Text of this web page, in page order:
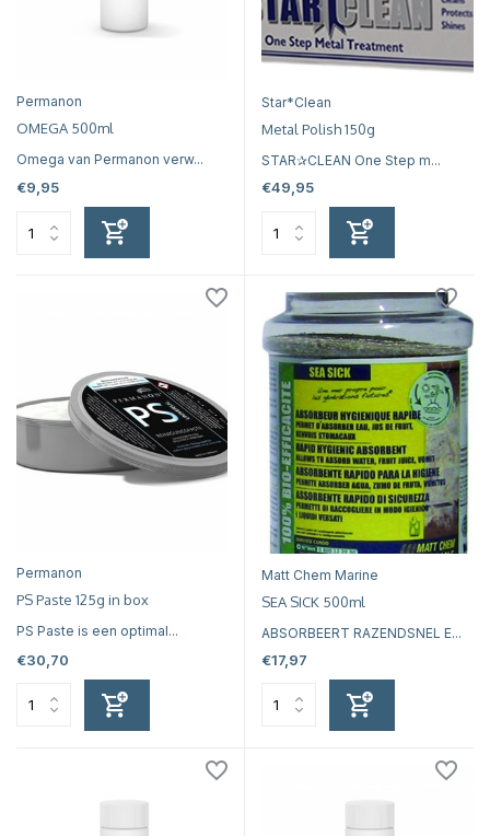
Permanon
OMEGA 500ml
Omega van Permanon verw...
€9,95
Star*Clean
Metal Polish 150g
STAR✰CLEAN One Step m...
€49,95
Permanon
PS Paste 125g in box
PS Paste is een optimal...
€30,70
Matt Chem Marine
SEA SICK 500ml
ABSORBEERT RAZENDSNEL E...
€17,97